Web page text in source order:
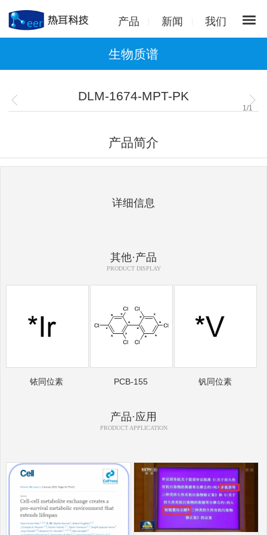
产品 新闻 我们
生物质谱
DLM-1674-MPT-PK
1 /1
产品简介
详细信息
其他·产品
PRODUCT DISPLAY
铱同位素 PCB-155 钒同位素
产品·应用
PRODUCT APPLICATION